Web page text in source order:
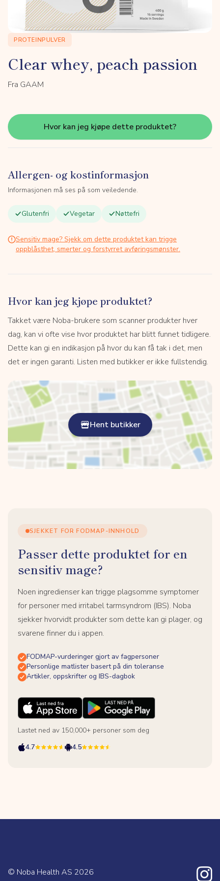
PROTEINPULVER
Clear whey, peach passion
Fra GAAM
Hvor kan jeg kjøpe dette produktet?
Allergen- og kostinformasjon
Informasjonen må ses på som veiledende.
Glutenfri Vegetar Nøttefri
Sensitiv mage? Sjekk om dette produktet kan trigge
oppblåsthet, smerter og forstyrret avføringsmønster.
Hvor kan jeg kjøpe produktet?
Takket være Noba-brukere som scanner produkter hver
dag, kan vi ofte vise hvor produktet har blitt funnet tidligere.
Dette kan gi en indikasjon på hvor du kan få tak i det, men
det er ingen garanti. Listen med butikker er ikke fullstendig.
Hent butikker
SJEKKET FOR FODMAP-INNHOLD
Passer dette produktet for en
sensitiv mage?
Noen ingredienser kan trigge plagsomme symptomer
for personer med irritabel tarmsyndrom (IBS). Noba
sjekker hvorvidt produkter som dette kan gi plager, og
svarene finner du i appen.
FODMAP-vurderinger gjort av fagpersoner
Personlige matlister basert på din toleranse
Artikler, oppskrifter og IBS-dagbok
Lastet ned av 150,000+ personer som deg
4.7
4.5
© Noba Health AS 2026